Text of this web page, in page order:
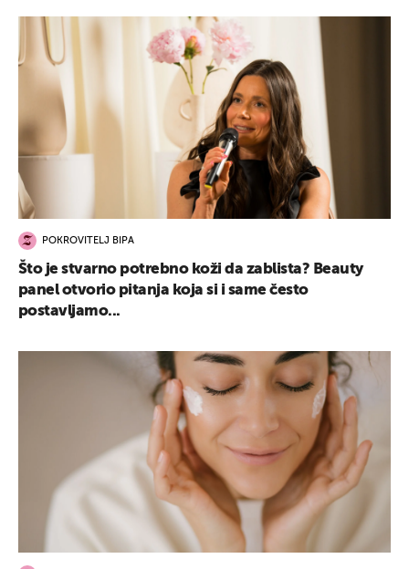
POKROVITELJ BIPA
Što je stvarno potrebno koži da zablista? Beauty
panel otvorio pitanja koja si i same često
postavljamo...